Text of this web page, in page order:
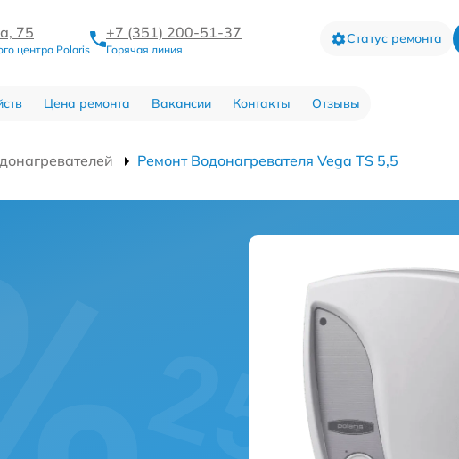
75
центра Polaris
+7 (351) 200-51-37
Горячая линия
Статус ремонта
Цена ремонта Вакансии Контакты Отзывы
Ремонт Водонагревателя Vega TS 5,5